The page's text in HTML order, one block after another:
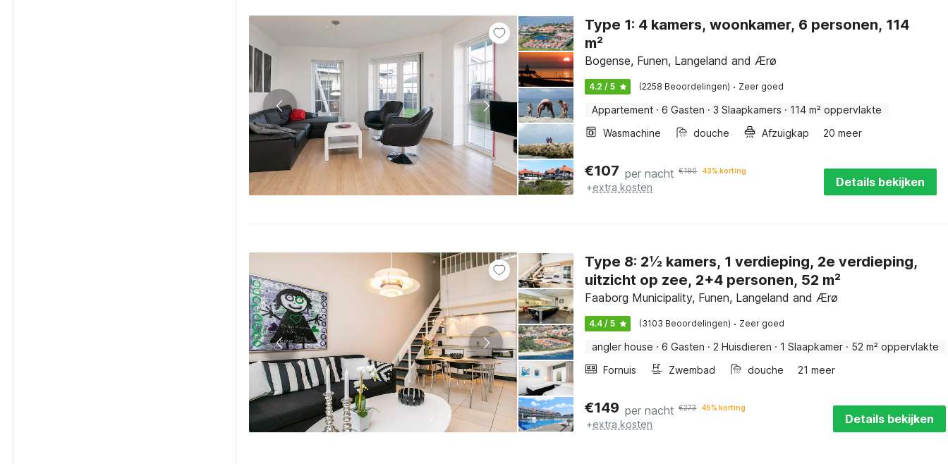
Type 1: 4 kamers, woonkamer, 6 personen, 114
m²
Bogense, Funen, Langeland and Ærø
4.2 / 5 (2258 Beoordelingen) · Zeer goed
Appartement · 6 Gasten · 3 Slaapkamers · 114 m² oppervlakte
Wasmachine
douche Afzuigkap 20 meer
€107 per nacht €190 43% korting
+extra kosten Details bekijken
Type 8: 2½ kamers, 1 verdieping, 2e verdieping,
uitzicht op zee, 2+4 personen, 52 m²
Faaborg Municipality, Funen, Langeland and Ærø
4.4 / 5 (3103 Beoordelingen) · Zeer goed
angler house · 6 Gasten · 2 Huisdieren · 1 Slaapkamer · 52 m² oppervlakte
Fornuis
Zwembad douche 21 meer
€149 per nacht €273 45% korting
+extra kosten Details bekijken